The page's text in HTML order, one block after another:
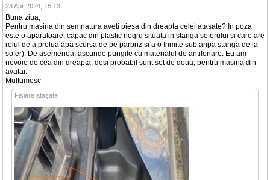
23 Apr 2024, 15:13
Buna ziua,
Pentru masina din semnatura aveti piesa din dreapta celei atasate? In poza
este o aparatoare, capac din plastic negru situata in stanga soferului si care are
rolul de a prelua apa scursa de pe parbriz si a o trimite sub aripa stanga de la
sofer). De asemenea, ascunde pungile cu materialul de antifonare. Eu am
nevoie de cea din dreapta, desi probabil sunt set de doua, pentru masina din
avatar.
Multumesc
Fişiere ataşate